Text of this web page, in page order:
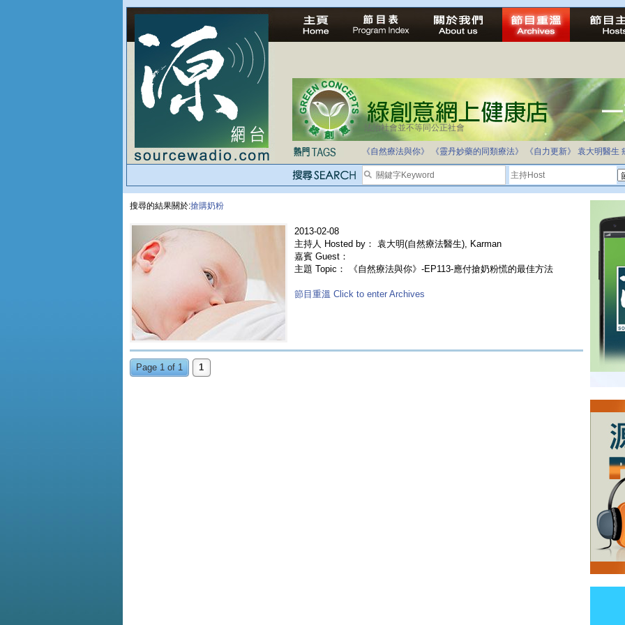
法治社會並不等同公正社會
《自然療法與你》 《靈丹妙藥的同類療法》 《自力更新》 袁大明醫生
搜尋的結果關於:搶購奶粉
2013-02-08
主持人 Hosted by： 袁大明(自然療法醫生), Karman
嘉賓 Guest：
主題 Topic： 《自然療法與你》-EP113-應付搶奶粉慌的最佳方法
節目重溫 Click to enter Archives
Page 1 of 1 1